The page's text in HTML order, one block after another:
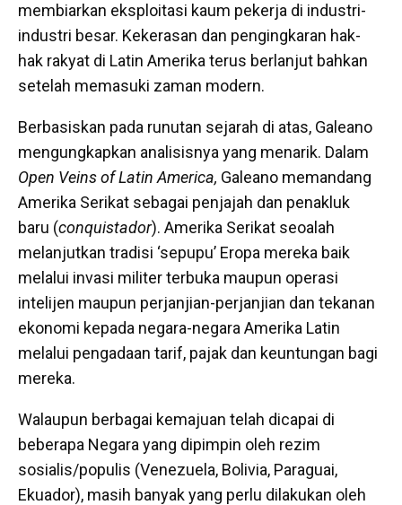
membiarkan eksploitasi kaum pekerja di industri-
industri besar. Kekerasan dan pengingkaran hak-
hak rakyat di Latin Amerika terus berlanjut bahkan
setelah memasuki zaman modern.
Berbasiskan pada runutan sejarah di atas, Galeano
mengungkapkan analisisnya yang menarik. Dalam
Open Veins of Latin America, Galeano memandang
Amerika Serikat sebagai penjajah dan penakluk
baru (conquistador). Amerika Serikat seoalah
melanjutkan tradisi ‘sepupu’ Eropa mereka baik
melalui invasi militer terbuka maupun operasi
intelijen maupun perjanjian-perjanjian dan tekanan
ekonomi kepada negara-negara Amerika Latin
melalui pengadaan tarif, pajak dan keuntungan bagi
mereka.
Walaupun berbagai kemajuan telah dicapai di
beberapa Negara yang dipimpin oleh rezim
sosialis/populis (Venezuela, Bolivia, Paraguai,
Ekuador), masih banyak yang perlu dilakukan oleh